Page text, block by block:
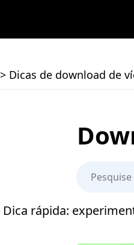
> Dicas de download de
Dica rápida: